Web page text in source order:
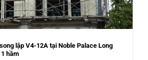
lập V4-12A tại Noble Palace Long
hầm